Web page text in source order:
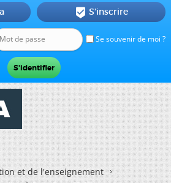
Se souvenir de moi ?
 S'inscrire
et de l'enseignement